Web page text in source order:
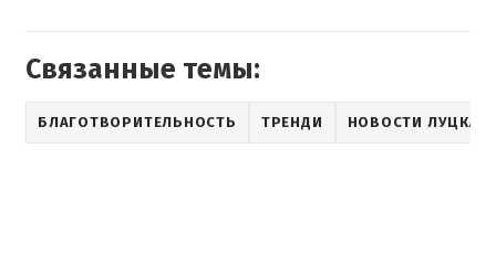
Связанные темы:
БЛАГОТВОРИТЕЛЬНОСТЬ ТРЕНДИ НОВОСТИ ЛУЦКА